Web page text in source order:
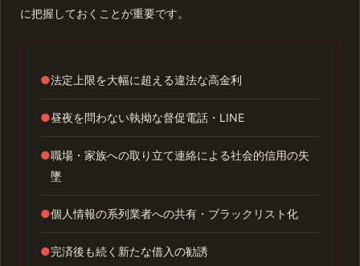
に把握しておくことが重要です。
●法定上限を大幅に超える違法な高金利
●昼夜を問わない執拗な督促電話・LINE
●職場・家族への取り立て連絡による社会的信用の失
墜
●個人情報の系列業者への共有・ブラックリスト化
●完済後も続く新たな借入の勧誘